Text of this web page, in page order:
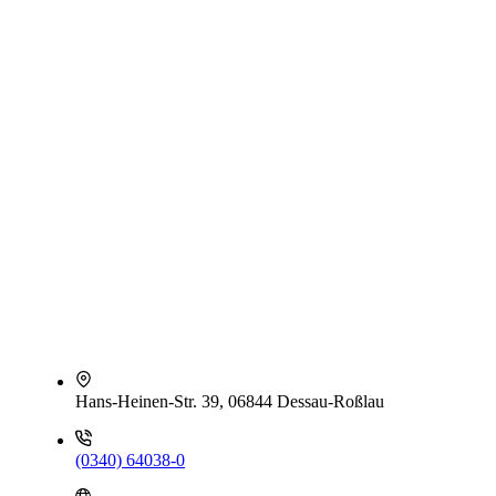
Hans-Heinen-Str. 39, 06844 Dessau-Roßlau
(0340) 64038-0